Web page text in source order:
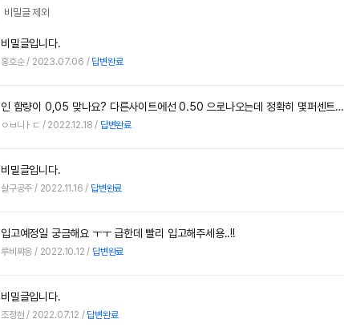
비밀글 제외
비밀글입니다.
홍호순 2023.07.06 답변완료
인 함량이 0,05 맞나요? 다른사이트에선 0.50 으로나오는데 정확히 몇퍼센트인지 확인부탁드려요
ㅇㅂ니ㅏㄷ 2022.12.18 답변완료
비밀글입니다.
살구공주 2022.11.16 답변완료
입고예정일 궁금해요 ㅜㅜ 급한데 빨리 입고해주세용..!!
루비쨔응 2022.10.12 답변완료
비밀글입니다.
조정현 2022.07.12 답변완료